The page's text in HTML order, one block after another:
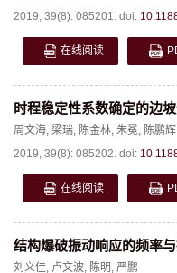
2019, 39(8): 085201. doi:
在线阅读
时程稳定性系数确定的边
周文海, 梁瑞, 陈金林, 朱冕, 陈鹏辉
2019, 39(8): 085202. doi:
在线阅读
结构爆破振动响应的频率
刘义佳, 卢文波, 陈明, 严鹏